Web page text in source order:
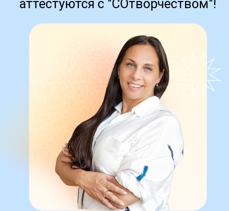
Zero
ПОПРОБУЙТЕ
БЕСПЛАТНО
игровые тренажеры для подготовки,
которые так любят дети!
демотесты для уверенности,
подобные аттестационным